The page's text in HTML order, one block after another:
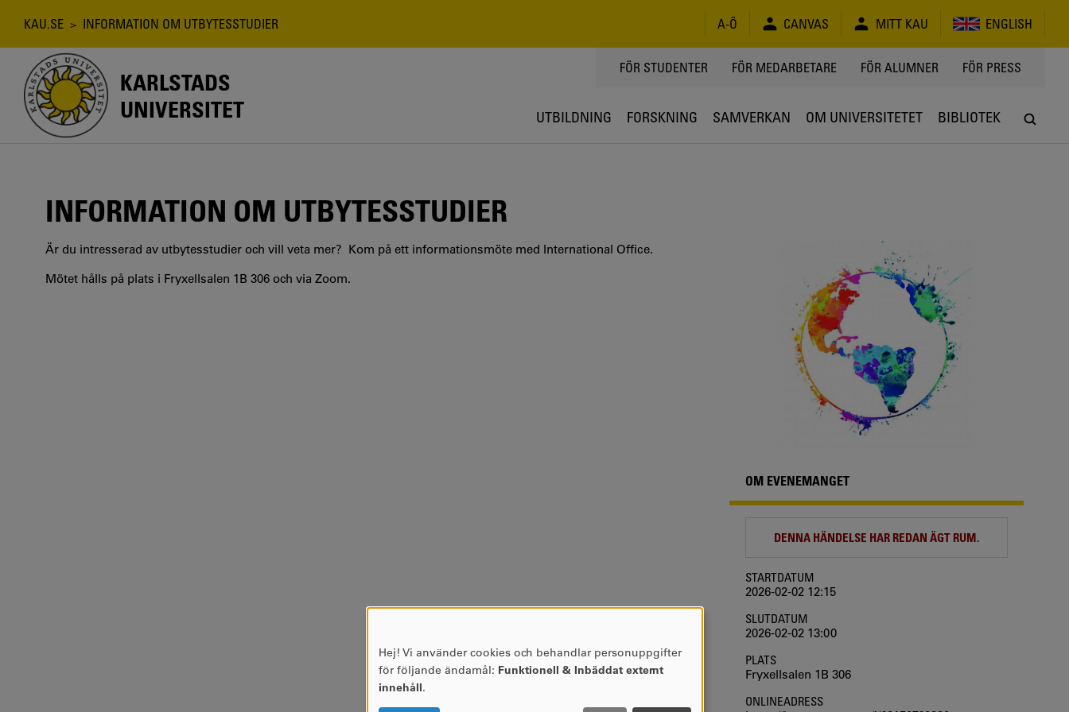
Länkstig
KAU.SE > INFORMATION OM UTBYTESSTUDIER A-Ö CANVAS MITT KAU ENGLISH
KARLSTADS
UNIVERSITET
TOPPMENY
FÖR STUDENTER FÖR MEDARBETARE FÖR ALUMNER FÖR PRESS
UTBILDNING FORSKNING SAMVERKAN OM UNIVERSITETET BIBLIOTEK
INFORMATION OM UTBYTESSTUDIER
Är du intresserad av utbytesstudier och vill veta mer? Kom på ett informationsmöte med International Office.
Mötet hålls på plats i Fryxellsalen 1B 306 och via Zoom.
OM EVENEMANGET
DENNA HÄNDELSE HAR REDAN ÄGT RUM.
STARTDATUM
2026-02-02 12:15
SLUTDATUM
2026-02-02 13:00
PLATS
Fryxellsalen 1B 306
ONLINEADRESS
ANVÄNDNING
AV
Hej! Vi använder cookies och behandlar personuppgifter
för följande ändamål: Funktionell & Inbäddat externt
innehåll.